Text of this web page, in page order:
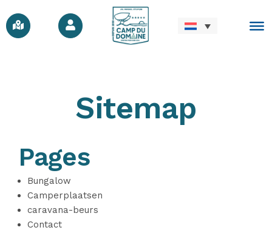
Sitemap
Pages
Bungalow
Camperplaatsen
caravana-beurs
Contact